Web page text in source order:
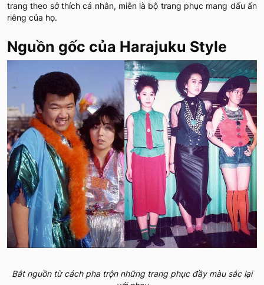
trang theo sở thích cá nhân, miễn là bộ trang phục mang dấu ấn
riêng của họ.
Nguồn gốc của Harajuku Style
Bắt nguồn từ cách pha trộn những trang phục đầy màu sắc lại